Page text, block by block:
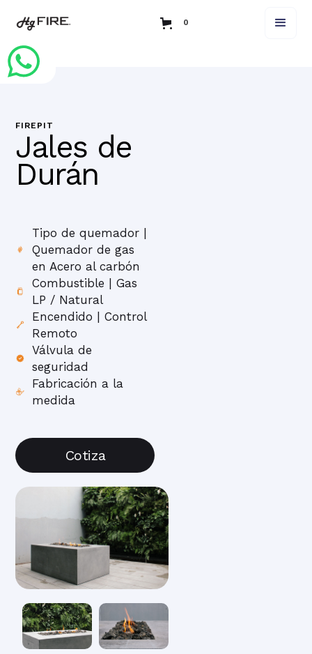
0
FIREPIT
Jales de
Durán
Tipo de quemador |
Quemador de gas
en Acero al carbón
Combustible | Gas
LP / Natural
Encendido | Control
Remoto
Válvula de
seguridad
Fabricación a la
medida
Cotiza